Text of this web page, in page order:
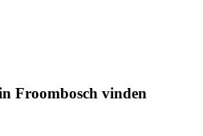
Froombosch vinden